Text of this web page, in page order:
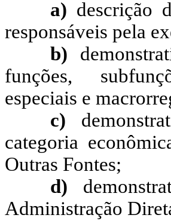
a) descrição
responsáveis pela
b)
funções,
especiais e
c)
categoria
Outras Fontes;
d)
Administração